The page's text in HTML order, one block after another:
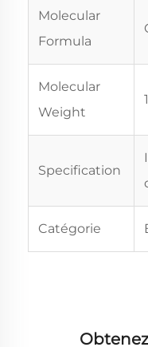
Molecular
Formula
Molecular
Weight
Specification
Catégorie